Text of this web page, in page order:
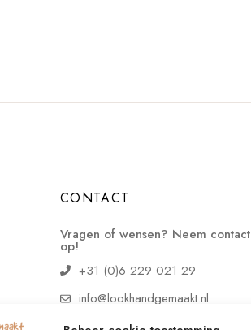
CONTACT
Vragen of wensen? Neem contact
op!
+31 (0)6 229 021 29
info@lookhandgemaakt.nl